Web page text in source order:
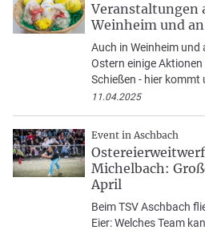
Veranstaltungen
Weinheim und
Auch in Weinheim
Ostern einige
Schießen - hier kommt
11.04.2025
Event in Aschbach
Michelbach:
April
Beim TSV Aschbach
Eier: Welches Team